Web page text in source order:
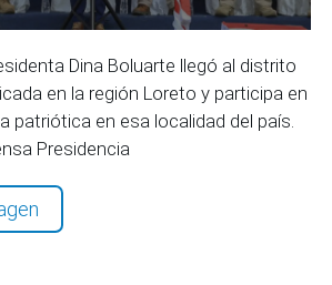
Dina Boluarte llegó al distrito
en la región Loreto y participa en
patriótica en esa localidad del país.
Presidencia